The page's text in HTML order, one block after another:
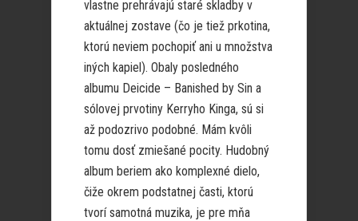
vlastne prehrávajú staré skladby v
aktuálnej zostave (čo je tiež prkotina,
ktorú neviem pochopiť ani u množstva
iných kapiel). Obaly posledného
albumu Deicide – Banished by Sin a
sólovej prvotiny Kerryho Kinga, sú si
až podozrivo podobné. Mám kvôli
tomu dosť zmiešané pocity. Hudobný
album beriem ako komplexné dielo,
čiže okrem podstatnej časti, ktorú
tvorí samotná muzika, je pre mňa